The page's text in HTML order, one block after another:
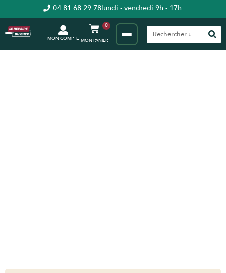
04 81 68 29 78lundi - vendredi 9h - 17h
MON COMPTE
0